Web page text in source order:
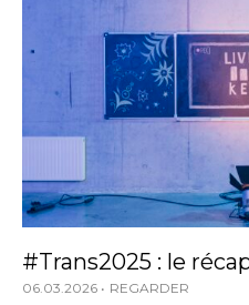
#Trans2025 : le
06.03.2026 REGARDER